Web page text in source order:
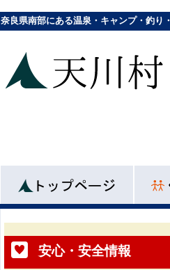
奈良県南部にある温泉・キャンプ・釣
安心・安全情報